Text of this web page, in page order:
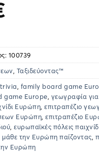
100739
, Ταξιδεύοντας™
, family board game
game Europe, γεωγραφία για
Ευρώπη, επιτραπέζιο
Ευρώπη, επιτραπέζιο
, ευρωπαϊκές πόλεις
μάθε την Ευρώπη παίζοντας,
Ευρώπη